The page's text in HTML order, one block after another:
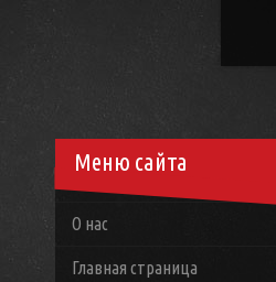
Меню сайта
О нас
Главная страница